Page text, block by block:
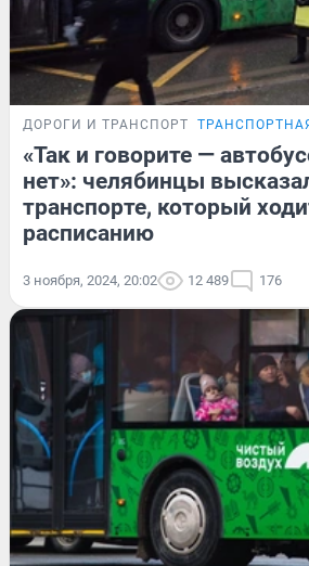
ДОРОГИ И ТРАНСПОРТ
«Так и говорите —
нет»: челябинцы
транспорте, который
расписанию
3 ноября, 2024, 20:02 12 489 176